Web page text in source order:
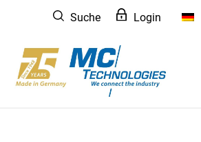
springen
Suche Login